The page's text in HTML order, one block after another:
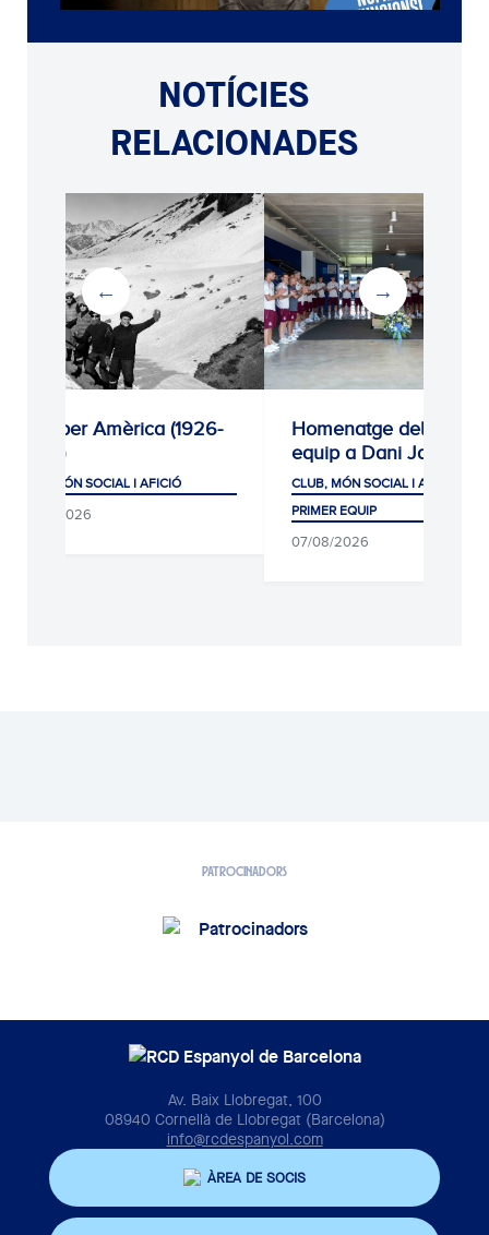
NOTÍCIES
RELACIONADES
Diari per Amèrica (1926-
CLUB, MÓN SOCIAL I AFICIÓ
08/08/2026
Homenatge del primer
equip a Dani Jarque
CLUB, MÓN SOCIAL I AFICIÓ
PRIMER EQUIP
07/08/2026
PATROCINADORS
Av. Baix Llobregat, 100
08940 Cornellà de Llobregat (Barcelona)
info@rcdespanyol.com
ÀREA DE SOCIS